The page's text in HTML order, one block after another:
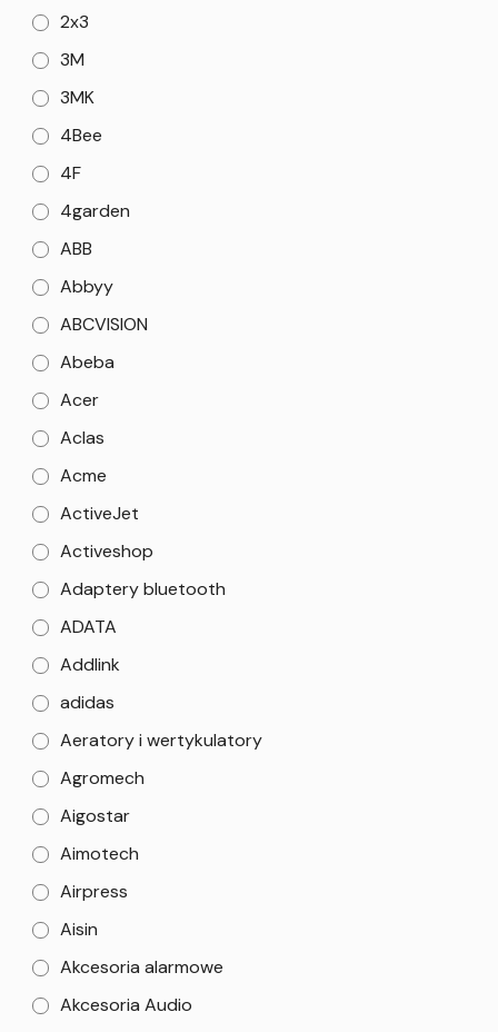
2x3
3M
3MK
4Bee
4F
4garden
ABB
Abbyy
ABCVISION
Abeba
Acer
Aclas
Acme
ActiveJet
Activeshop
Adaptery bluetooth
ADATA
Addlink
adidas
Aeratory i wertykulatory
Agromech
Aigostar
Aimotech
Airpress
Aisin
Akcesoria alarmowe
Akcesoria Audio